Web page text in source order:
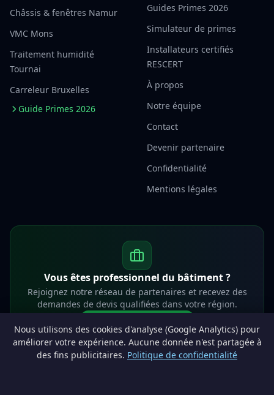
Nous utilisons des cookies d'analyse (Google Analytics) pour
améliorer votre expérience. Aucune donnée n'est partagée à
des fins publicitaires. Politique de confidentialité
Châssis & fenêtres Namur
VMC Mons
Traitement humidité
Tournai
Carreleur Bruxelles
Guide Primes 2026
Guides Primes 2026
Simulateur de primes
Installateurs certifiés
RESCERT
À propos
Notre équipe
Contact
Devenir partenaire
Confidentialité
Mentions légales
Vous êtes professionnel du bâtiment ?
Rejoignez notre réseau de partenaires et recevez des
demandes de devis qualifiées dans votre région.
info@lesprosdemaville.be